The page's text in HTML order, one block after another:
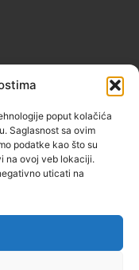
poput kolačića
Saglasnost sa ovim
podatke kao što su
na ovoj veb lokaciji.
uticati na
72000 ZENICA